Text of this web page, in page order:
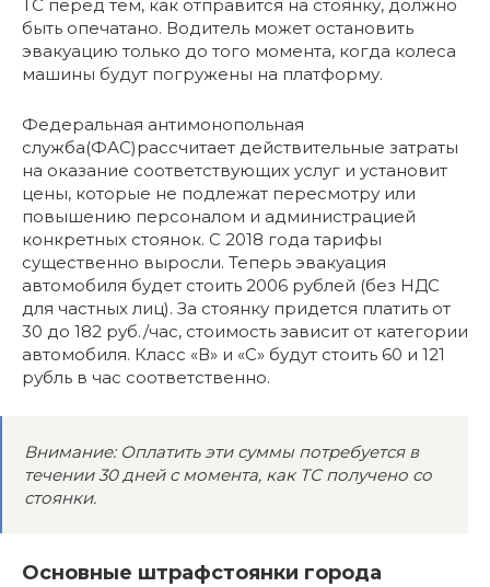
ТС перед тем, как отправится на стоянку, должно
быть опечатано. Водитель может остановить
эвакуацию только до того момента, когда колеса
машины будут погружены на платформу.
Федеральная антимонопольная
служба(ФАС)рассчитает действительные затраты
на оказание соответствующих услуг и установит
цены, которые не подлежат пересмотру или
повышению персоналом и администрацией
конкретных стоянок. С 2018 года тарифы
существенно выросли. Теперь эвакуация
автомобиля будет стоить 2006 рублей (без НДС
для частных лиц). За стоянку придется платить от
30 до 182 руб./час, стоимость зависит от категории
автомобиля. Класс «В» и «С» будут стоить 60 и 121
рубль в час соответственно.
Внимание: Оплатить эти суммы потребуется в
течении 30 дней с момента, как ТС получено со
стоянки.
Основные штрафстоянки города